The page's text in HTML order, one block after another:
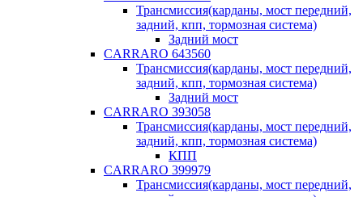
Трансмиссия(карданы, мост передний,
задний, кпп, тормозная система)
Задний мост
CARRARO 643560
Трансмиссия(карданы, мост передний,
задний, кпп, тормозная система)
Задний мост
CARRARO 393058
Трансмиссия(карданы, мост передний,
задний, кпп, тормозная система)
КПП
CARRARO 399979
Трансмиссия(карданы, мост передний,